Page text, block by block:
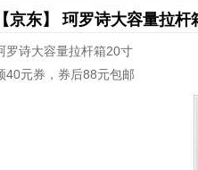
【京东】 珂罗诗大容量拉杆
罗诗大容量拉杆箱20寸
40元券，券后88元包邮